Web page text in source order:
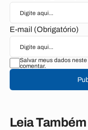
E-mail (Obrigatório)
Salvar meus dados
comentar.
Leia Também